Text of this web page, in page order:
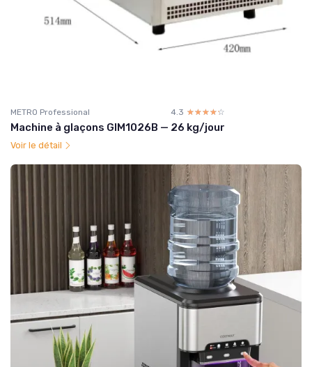
METRO Professional 4.3 ☆☆☆☆☆
★★★★★
Machine à glaçons GIM1026B — 26 kg/jour
Voir le détail